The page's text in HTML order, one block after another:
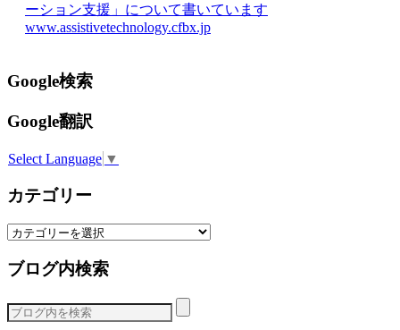
ーション支援」について書いています
www.assistivetechnology.cfbx.jp
Google検索
Google翻訳
Select Language ▼
カテゴリー
カ
ゴ
ー
ブログ内検索